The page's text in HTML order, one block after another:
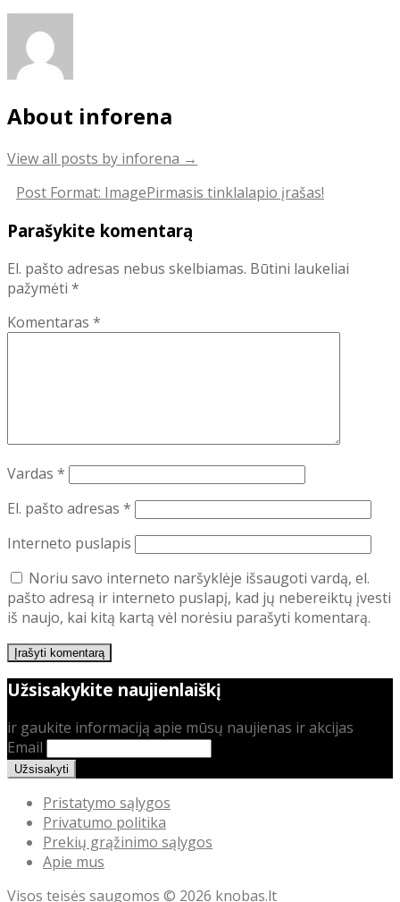
About inforena
View all posts by inforena →
Post
navigation
Post Format: ImagePirmasis tinklalapio įrašas!
Parašykite komentarą
El. pašto adresas nebus skelbiamas. Būtini laukeliai
pažymėti *
Komentaras *
Vardas *
El. pašto adresas *
Interneto puslapis
Noriu savo interneto naršyklėje išsaugoti vardą, el.
pašto adresą ir interneto puslapį, kad jų nebereiktų įvesti
iš naujo, kai kitą kartą vėl norėsiu parašyti komentarą.
Užsisakykite naujienlaiškį
ir gaukite informaciją apie mūsų naujienas ir akcijas
Email
Pristatymo sąlygos
Privatumo politika
Prekių grąžinimo sąlygos
Apie mus
Visos teisės saugomos © 2026 knobas.lt